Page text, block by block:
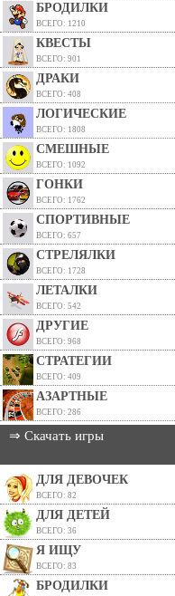
БРОДИЛКИ
ВСЕГО: 1210
КВЕСТЫ
ВСЕГО: 901
ДРАКИ
ВСЕГО: 408
ЛОГИЧЕСКИЕ
ВСЕГО: 1808
СМЕШНЫЕ
ВСЕГО: 1092
ГОНКИ
ВСЕГО: 1762
СПОРТИВНЫЕ
ВСЕГО: 657
СТРЕЛЯЛКИ
ВСЕГО: 1728
ЛЕТАЛКИ
ВСЕГО: 542
ДРУГИЕ
ВСЕГО: 968
СТРАТЕГИИ
ВСЕГО: 409
АЗАРТНЫЕ
ВСЕГО: 286
⇒ Скачать игры
ДЛЯ ДЕВОЧЕК
ВСЕГО: 82
ДЛЯ ДЕТЕЙ
ВСЕГО: 36
Я ИЩУ
ВСЕГО: 83
БРОДИЛКИ